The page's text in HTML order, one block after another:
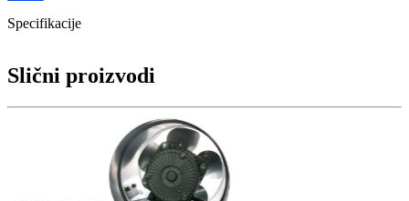
Specifikacije
Slični proizvodi